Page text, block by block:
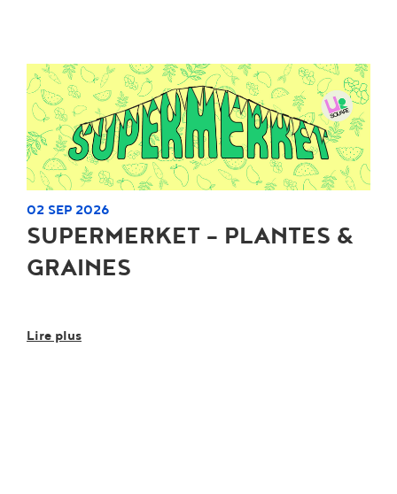
02 SEP 2026
SUPERMERKET - PLANTES &
GRAINES
Lire plus